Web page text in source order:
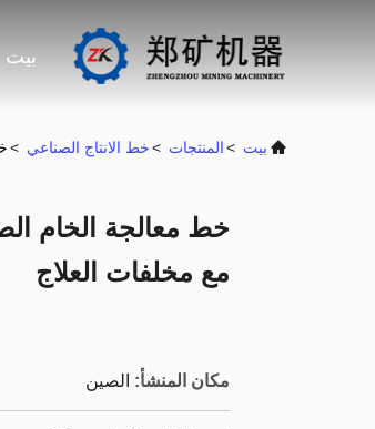
بيت
بيت >المنتجات >خط الانتاج الصناعي >
خط معالجة الخام
مع مخلفات العلاج
مكان المنشأ: الصين